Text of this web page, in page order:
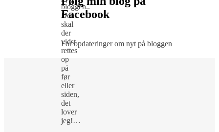
bloggen..
Den
skal
der
vidst
rettes
op
på
før
eller
siden,
det
lover
jeg!…
Facebook
For opdateringer om nyt på bloggen